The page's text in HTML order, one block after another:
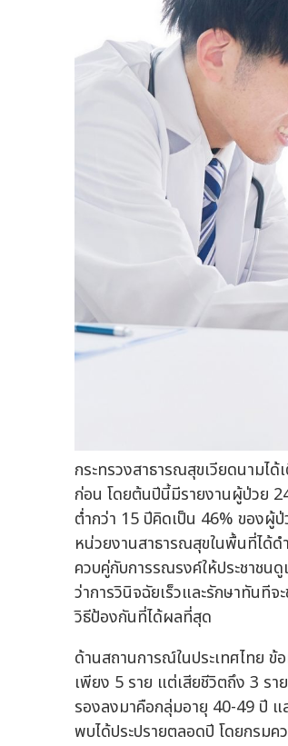
กระทรวงสาธารณสุขเวียดนามไ
ก่อน โดยต้นปีนี้มีรายงานผู้ป่วย
ต่ำกว่า 15 ปีคิดเป็น 46% ของผู้
หน่วยงานสาธารณสุขในพื้นที่ได้ด
ควบคู่กับการรณรงค์ให้ประชาชน
ว่าการวินิจฉัยเร็วและรักษาทันที
วิธีป้องกันที่ได้ผลที่สุด
ด้านสถานการณ์ในประเทศไทย
เพียง 5 ราย แต่เสียชีวิตถึง 3 ร
รองลงมาคือกลุ่มอายุ 40-49 ปี
พบได้ประปรายตลอดปี โดยกรมค